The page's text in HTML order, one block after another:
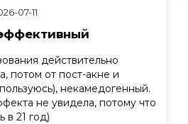
07-11
действительно
потом от пост-акне и
некамедогенный.
не увидела, потому что
в 21 год)